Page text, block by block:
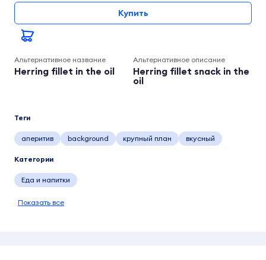
Купить
Альтернативное название
Herring fillet in the oil
Альтернативное описание
Herring fillet snack in the
oil
Теги
аперитив background крупный план вкусный
Категории
Еда и напитки
Показать все